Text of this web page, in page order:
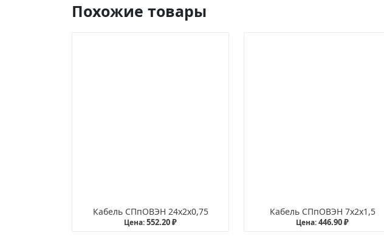
Похожие товары
Кабель СПпОВЭН 24х2х0,75
Цена:552.20 ₽
Кабель СПпОВЭН 7х2х1,5
Цена:446.90 ₽